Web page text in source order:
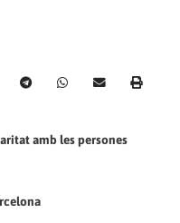
amb les persones